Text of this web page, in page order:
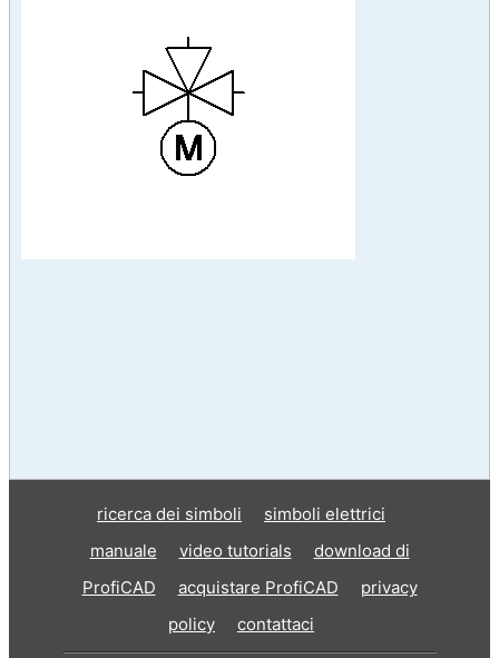
ricerca dei simboli
simboli elettrici
manuale
video tutorials
download di
ProfiCAD
acquistare ProfiCAD
privacy
policy
contattaci